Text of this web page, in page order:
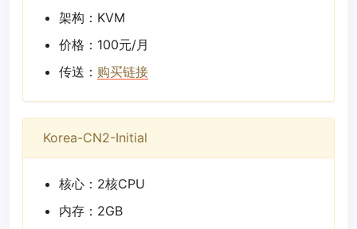
架构：KVM
价格：100元/月
传送： 购买链接
Korea-CN2-Initial
核心：2核CPU
内存：2GB